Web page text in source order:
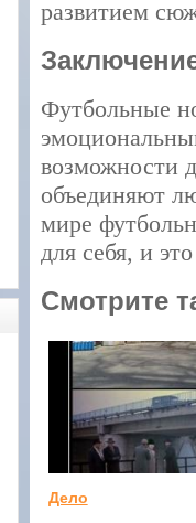
развитием
Футбольные
возможности
объединяют
мире
для себя, и
Смотрите
Дело